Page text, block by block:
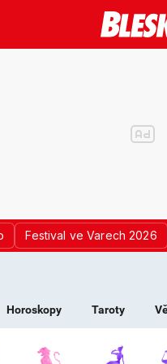
Festival ve Varech 2026
Horoskopy Taroty